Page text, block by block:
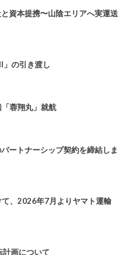
資本提携〜山陰エリアへ実運送
」の引き渡し
蓉翔丸」就航
ートナーシップ契約を締結しま
て、2026年7月よりヤマト運輸
計画について